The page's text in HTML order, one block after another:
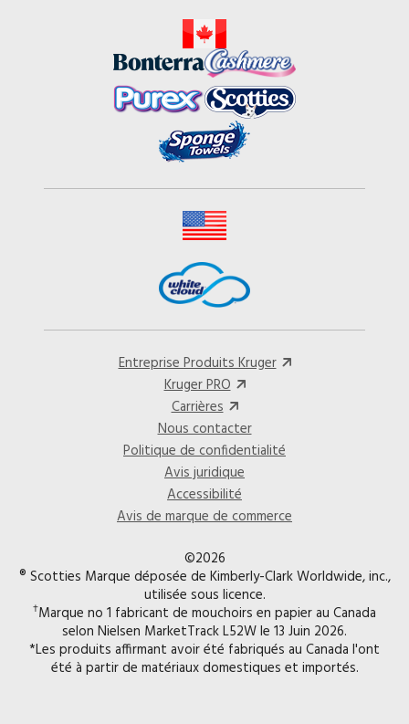
Entreprise Produits Kruger
Kruger PRO
Carrières
Nous contacter
Politique de confidentialité
Avis juridique
Accessibilité
Avis de marque de commerce
©2026
® Scotties Marque déposée de Kimberly-Clark Worldwide, inc.,
utilisée sous licence.
†Marque no 1 fabricant de mouchoirs en papier au Canada
selon Nielsen MarketTrack L52W le 13 Juin 2026.
*Les produits affirmant avoir été fabriqués au Canada l'ont
été à partir de matériaux domestiques et importés.